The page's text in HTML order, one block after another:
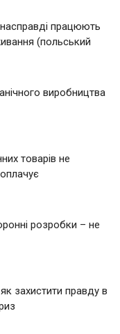
працюють
(польський
виробництва
товарів не
розробки – не
захистити правду в